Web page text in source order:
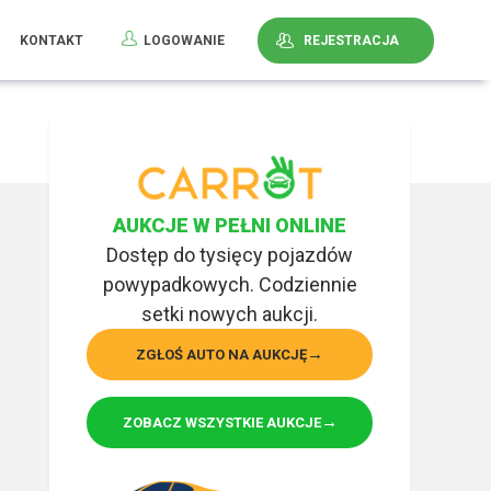
KONTAKT LOGOWANIE REJESTRACJA
AUKCJE W PEŁNI ONLINE
Dostęp do tysięcy pojazdów
powypadkowych. Codziennie
setki nowych aukcji.
ZGŁOŚ AUTO NA AUKCJĘ
ZOBACZ WSZYSTKIE AUKCJE